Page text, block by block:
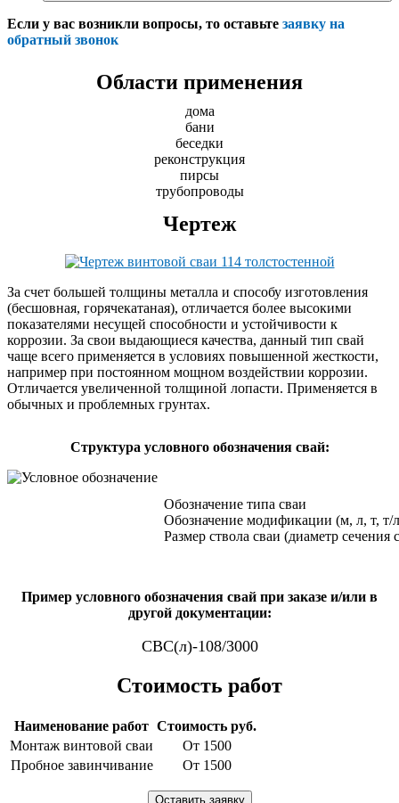
Если у вас возникли вопросы, то оставьте заявку на
обратный звонок
Области применения
дома
бани
беседки
реконструкция
пирсы
трубопроводы
Чертеж
За счет большей толщины металла и способу изготовления
(бесшовная, горячекатаная), отличается более высокими
показателями несущей способности и устойчивости к
коррозии. За свои выдающиеся качества, данный тип свай
чаще всего применяется в условиях повышенной жесткости,
например при постоянном мощном воздействии коррозии.
Отличается увеличенной толщиной лопасти. Применяется в
обычных и проблемных грунтах.
Cтруктура условного обозначения свай:
Обозначение типа сваи
Обозначение модификации (м, л, т, т/
Размер ствола сваи (диаметр сечения
Пример условного обозначения свай при заказе и/или в
другой документации:
СВС(л)-108/3000
Стоимость работ
Наименование работ Стоимость руб.
Монтаж винтовой сваи
От 1500
Пробное завинчивание
От 1500